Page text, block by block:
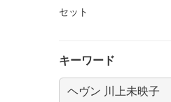
セット
キーワード